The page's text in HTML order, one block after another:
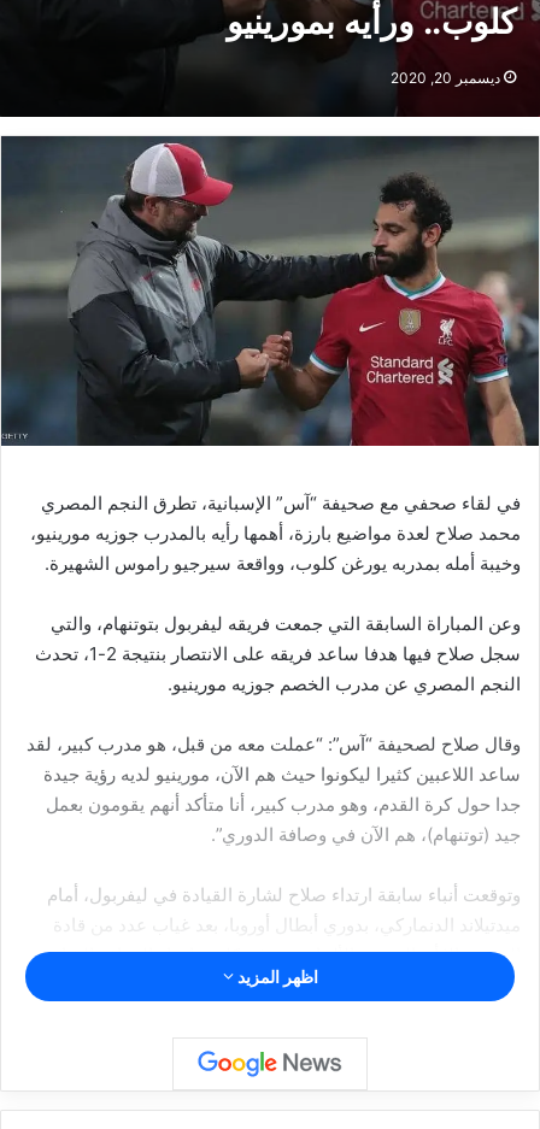
كلوب.. ورأيه بمورينيو
ديسمبر 20, 2020
في لقاء صحفي مع صحيفة “آس” الإسبانية، تطرق النجم المصري
محمد صلاح لعدة مواضيع بارزة، أهمها رأيه بالمدرب جوزيه مورينيو،
وخيبة أمله بمدربه يورغن كلوب، وواقعة سيرجيو راموس الشهيرة.
وعن المباراة السابقة التي جمعت فريقه ليفربول بتوتنهام، والتي
سجل صلاح فيها هدفا ساعد فريقه على الانتصار بنتيجة 2-1، تحدث
النجم المصري عن مدرب الخصم جوزيه مورينيو.
وقال صلاح لصحيفة “آس”: “عملت معه من قبل، هو مدرب كبير، لقد
ساعد اللاعبين كثيرا ليكونوا حيث هم الآن، مورينيو لديه رؤية جيدة
جدا حول كرة القدم، وهو مدرب كبير، أنا متأكد أنهم يقومون بعمل
جيد (توتنهام)، هم الآن في وصافة الدوري”.
وتوقعت أنباء سابقة ارتداء صلاح لشارة القيادة في ليفربول، أمام
ميدتيلاند الدنماركي، بدوري أبطال أوروبا، بعد غياب عدد من قادة
الفريق، إلا أن المدرب الألماني يورغن كلوب اختار المدافع الشاب
ترينت أليكساندر أرنولد لارتدائها.
ولم يتردد صلاح بكشف “خيبة الأمل” التي أصابته من قرار كلوب، بعد
أن كان مستعدا لهذه اللحظة المهمة.
اظهر المزيد